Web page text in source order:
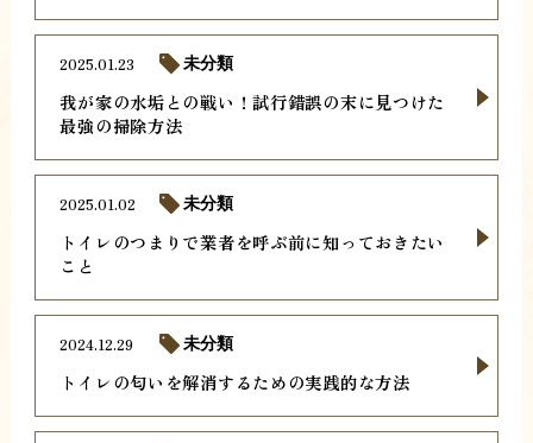
我が家の水垢との戦い！試行錯誤の末に見つけた
最強の掃除方法
2025.01.23 未分類
トイレのつまりで業者を呼ぶ前に知っておきたい
こと
2025.01.02 未分類
トイレの匂いを解消するための実践的な方法
2024.12.29 未分類